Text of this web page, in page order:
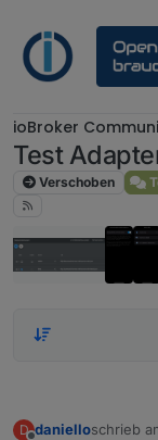
ioBroker
Test
Verschoben
D danielloschrieb